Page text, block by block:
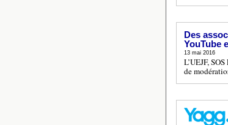
Des
YouTube
13 mai 2016
L’UEJF,
de